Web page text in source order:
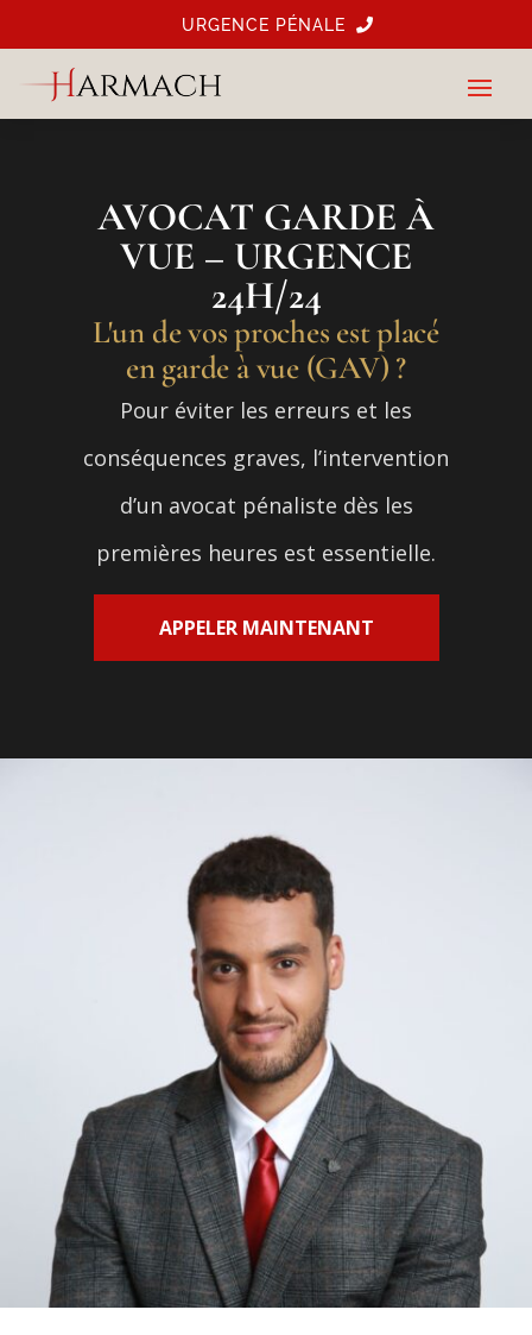
‎URGENCE PÉNALE‎ ‎
AVOCAT GARDE À
VUE – URGENCE
24H/24
L'un de vos proches est placé
en garde à vue (GAV) ?
Pour éviter les erreurs et les
conséquences graves, l’intervention
d’un avocat pénaliste dès les
premières heures est essentielle.
APPELER MAINTENANT